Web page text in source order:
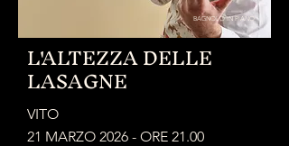
BAGNOLO IN PIANO
L'ALTEZZA DELLE
LASAGNE
VITO
21 MARZO 2026 - ORE 21.00